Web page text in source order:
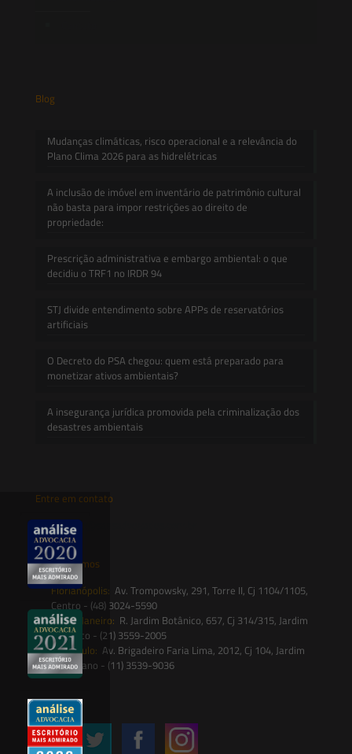
Blog
Mudanças climáticas, risco operacional e a relevância do
Plano Clima 2026 para as hidrelétricas
A inclusão de imóvel em inventário de patrimônio cultural
não basta para impor restrições ao direito de
propriedade:
Prescrição administrativa e embargo ambiental: o que
decidiu o TRF1 no IRDR 94
STJ divide entendimento sobre APPs de reservatórios
artificiais
O Decreto do PSA chegou: quem está preparado para
monetizar ativos ambientais?
A insegurança jurídica promovida pela criminalização dos
desastres ambientais
Entre em contato
contato@saesadvogados.com.br
Onde estamos
Florianópolis: Av. Trompowsky, 291, Torre II, Cj 1104/1105,
Centro - (48) 3024-5590
Rio de Janeiro: R. Jardim Botânico, 657, Cj 314/315, Jardim
Botânico - (21) 3559-2005
São Paulo: Av. Brigadeiro Faria Lima, 2012, Cj 104, Jardim
Paulistano - (11) 3539-9036
Siga-nos